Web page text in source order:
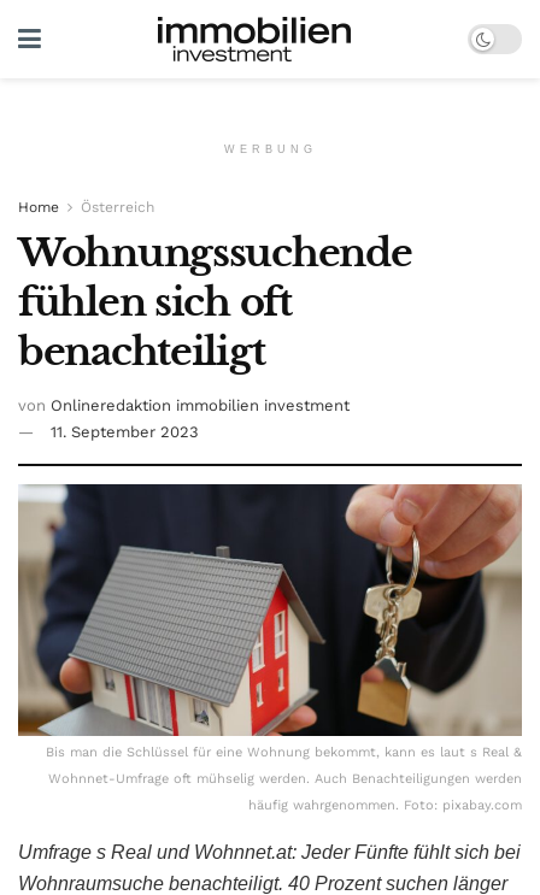
WERBUNG
Home Österreich
Wohnungssuchende
fühlen sich oft
benachteiligt
von Onlineredaktion immobilien investment
11. September 2023
Bis man die Schlüssel für eine Wohnung bekommt, kann es laut s Real &
Wohnnet-Umfrage oft mühselig werden. Auch Benachteiligungen werden
häufig wahrgenommen. Foto: pixabay.com
Umfrage s Real und Wohnnet.at: Jeder Fünfte fühlt sich bei
Wohnraumsuche benachteiligt. 40 Prozent suchen länger